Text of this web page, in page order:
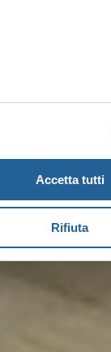
Accetta tutti
Rifiuta